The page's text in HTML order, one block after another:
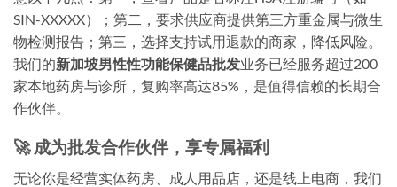
SIN-XXXXX）；第二，要求供应商提供第三方重金属与微生
物检测报告；第三，选择支持试用退款的商家，降低风险。
我们的新加坡男性性功能保健品批发业务已经服务超过200
家本地药房与诊所，复购率高达85%，是值得信赖的长期合
作伙伴。
🚀 成为批发合作伙伴，享专属福利
无论你是经营实体药房、成人用品店，还是线上电商，我们